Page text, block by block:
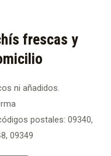
frescas y
ni añadidos.
postales: 09340,
09349